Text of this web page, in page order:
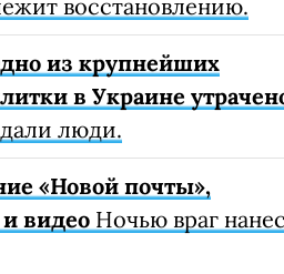
восстановлению.
из крупнейших
в Украине
люди.
«Новой почты»,
видео Ночью враг нанес